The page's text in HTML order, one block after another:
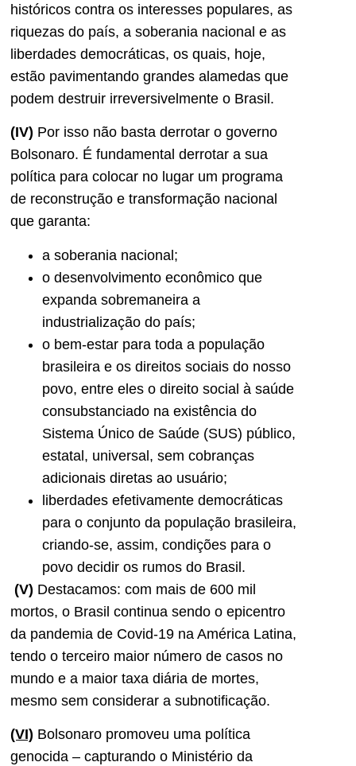
históricos contra os interesses populares, as
riquezas do país, a soberania nacional e as
liberdades democráticas, os quais, hoje,
estão pavimentando grandes alamedas que
podem destruir irreversivelmente o Brasil.
(IV) Por isso não basta derrotar o governo
Bolsonaro. É fundamental derrotar a sua
política para colocar no lugar um programa
de reconstrução e transformação nacional
que garanta:
a soberania nacional;
o desenvolvimento econômico que
expanda sobremaneira a
industrialização do país;
o bem-estar para toda a população
brasileira e os direitos sociais do nosso
povo, entre eles o direito social à saúde
consubstanciado na existência do
Sistema Único de Saúde (SUS) público,
estatal, universal, sem cobranças
adicionais diretas ao usuário;
liberdades efetivamente democráticas
para o conjunto da população brasileira,
criando-se, assim, condições para o
povo decidir os rumos do Brasil.
(V) Destacamos: com mais de 600 mil
mortos, o Brasil continua sendo o epicentro
da pandemia de Covid-19 na América Latina,
tendo o terceiro maior número de casos no
mundo e a maior taxa diária de mortes,
mesmo sem considerar a subnotificação.
(VI) Bolsonaro promoveu uma política
genocida – capturando o Ministério da